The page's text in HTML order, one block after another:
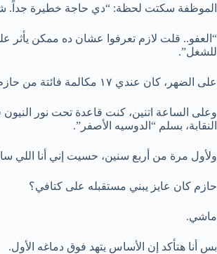
الموظفة سكتت لحظة: “دي حاجة خطيرة جداً.
“العفو.. قلت لازم تعرفوا عشان ده ممكن يأثر
للشغل”.
على الضهر، كان عندي ١٧ مكالمة فائتة من حازم.
وعلى الساعة اتنين، كنت قاعدة تحت نور
النقابة، بسلم “الدوسيه الأصفر”.
ولأول مرة من أربع سنين، حسيت إني أنا اللي
حازم كان عايز يبني مستقبله على كتافي؟
ماشي.
بس أنا هتأكد إن الأساس يتهد فوق دماغه الأول.